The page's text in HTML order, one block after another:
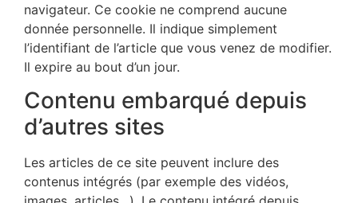
navigateur. Ce cookie ne comprend aucune
donnée personnelle. Il indique simplement
l’identifiant de l’article que vous venez de modifier.
Il expire au bout d’un jour.
Contenu embarqué depuis
d’autres sites
Les articles de ce site peuvent inclure des
contenus intégrés (par exemple des vidéos,